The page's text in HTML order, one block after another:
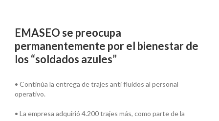
EMASEO se preocupa
permanentemente por el bienestar de
los “soldados azules”
• Continúa la entrega de trajes anti fluidos al personal
operativo.
• La empresa adquirió 4.200 trajes más, como parte de la